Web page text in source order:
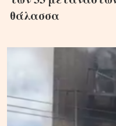
θάλασσα